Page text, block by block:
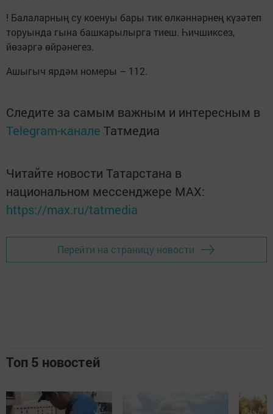
! Балаларның су коенуы бары тик өлкәннәрнең күзәтеп
торуында гына башкарылырга тиеш. Һичшиксез,
йөзәргә өйрәнегез.
Ашыгыч ярдәм номеры – 112.
Следите за самым важным и интересным в
Telegram-канале Татмедиа
Читайте новости Татарстана в
национальном мессенджере MАХ:
https://max.ru/tatmedia
Перейти на страницу новости
Топ 5 новостей